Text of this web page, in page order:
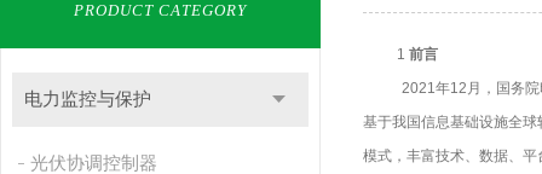
PRODUCT CATEGORY
电力监控与保护
光伏协调控制器
1 前言
2021年12月，国务
基于我国信息基础设施全球
模式，丰富技术、数据、